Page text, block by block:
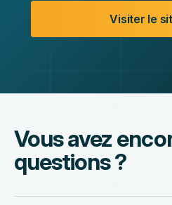
Visiter le
Vous avez
questions ?